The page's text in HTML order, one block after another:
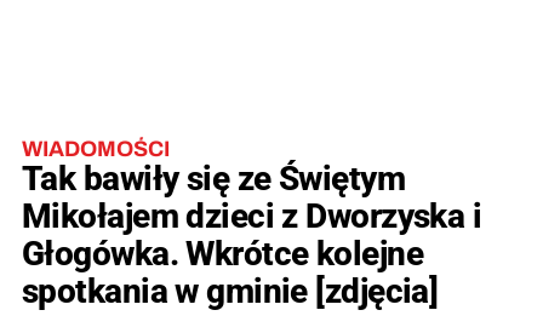
WIADOMOŚCI
Tak bawiły się ze Świętym
Mikołajem dzieci z Dworzyska i
Głogówka. Wkrótce kolejne
spotkania w gminie [zdjęcia]